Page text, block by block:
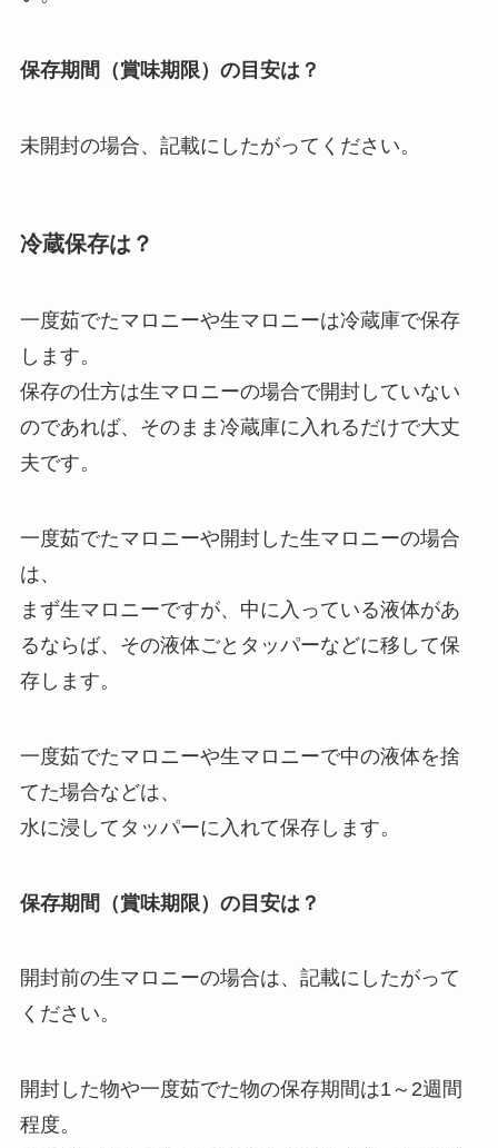
保存期間（賞味期限）の目安は？
未開封の場合、記載にしたがってください。
冷蔵保存は？
一度茹でたマロニーや生マロニーは冷蔵庫で保存
します。
保存の仕方は生マロニーの場合で開封していない
のであれば、そのまま冷蔵庫に入れるだけで大丈
夫です。
一度茹でたマロニーや開封した生マロニーの場合
は、
まず生マロニーですが、中に入っている液体があ
るならば、その液体ごとタッパーなどに移して保
存します。
一度茹でたマロニーや生マロニーで中の液体を捨
てた場合などは、
水に浸してタッパーに入れて保存します。
保存期間（賞味期限）の目安は？
開封前の生マロニーの場合は、記載にしたがって
ください。
開封した物や一度茹でた物の保存期間は1～2週間
程度。